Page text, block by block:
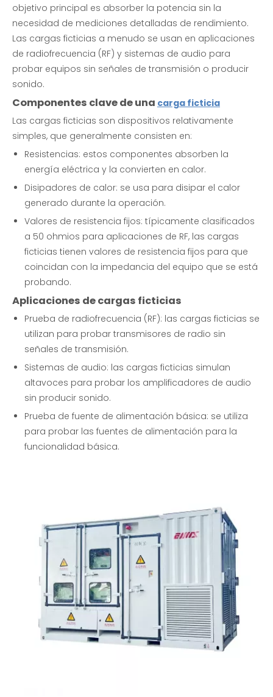
objetivo principal es absorber la potencia sin la
necesidad de mediciones detalladas de rendimiento.
Las cargas ficticias a menudo se usan en aplicaciones
de radiofrecuencia (RF) y sistemas de audio para
probar equipos sin señales de transmisión o producir
sonido.
Componentes clave de una carga ficticia
Las cargas ficticias son dispositivos relativamente
simples, que generalmente consisten en:
Resistencias: estos componentes absorben la
energía eléctrica y la convierten en calor.
Disipadores de calor: se usa para disipar el calor
generado durante la operación.
Valores de resistencia fijos: típicamente clasificados
a 50 ohmios para aplicaciones de RF, las cargas
ficticias tienen valores de resistencia fijos para que
coincidan con la impedancia del equipo que se está
probando.
Aplicaciones de cargas ficticias
Prueba de radiofrecuencia (RF): las cargas ficticias se
utilizan para probar transmisores de radio sin
señales de transmisión.
Sistemas de audio: las cargas ficticias simulan
altavoces para probar los amplificadores de audio
sin producir sonido.
Prueba de fuente de alimentación básica: se utiliza
para probar las fuentes de alimentación para la
funcionalidad básica.